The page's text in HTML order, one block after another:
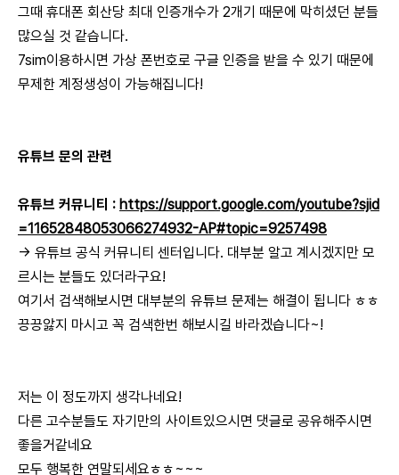
그때 휴대폰 회산당 최대 인증개수가 2개기 때문에 막히셨던 분들
많으실 것 같습니다.
7sim이용하시면 가상 폰번호로 구글 인증을 받을 수 있기 때문에
무제한 계정생성이 가능해집니다!
유튜브 문의 관련
유튜브 커뮤니티 : https://support.google.com/youtube?sjid
=11652848053066274932-AP#topic=9257498
→ 유튜브 공식 커뮤니티 센터입니다. 대부분 알고 계시겠지만 모
르시는 분들도 있더라구요!
여기서 검색해보시면 대부분의 유튜브 문제는 해결이 됩니다 ㅎㅎ
끙끙앓지 마시고 꼭 검색한번 해보시길 바라겠습니다~!
저는 이 정도까지 생각나네요!
다른 고수분들도 자기만의 사이트있으시면 댓글로 공유해주시면
좋을거같네요
모두 행복한 연말되세요ㅎㅎ~~~